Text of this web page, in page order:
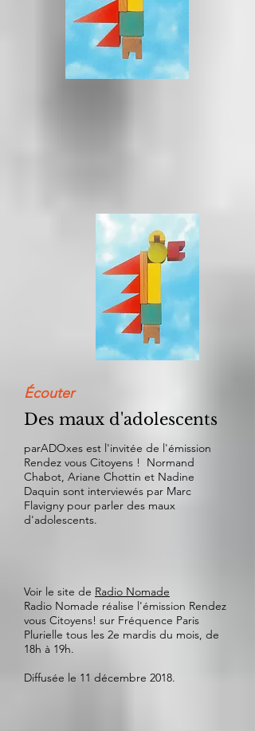
Écouter
Des maux d'adolescents
parADOxes est l'invitée de l'émission
Rendez vous Citoyens ! Normand
Chabot, Ariane Chottin et Nadine
Daquin sont interviewés par Marc
Flavigny pour parler des maux
d'adolescents.
Voir le site de Radio Nomade
Radio Nomade réalise l'émission Rendez
vous Citoyens! sur Fréquence Paris
Plurielle tous les 2e mardis du mois, de
18h à 19h.
Diffusée le 11 décembre 2018.